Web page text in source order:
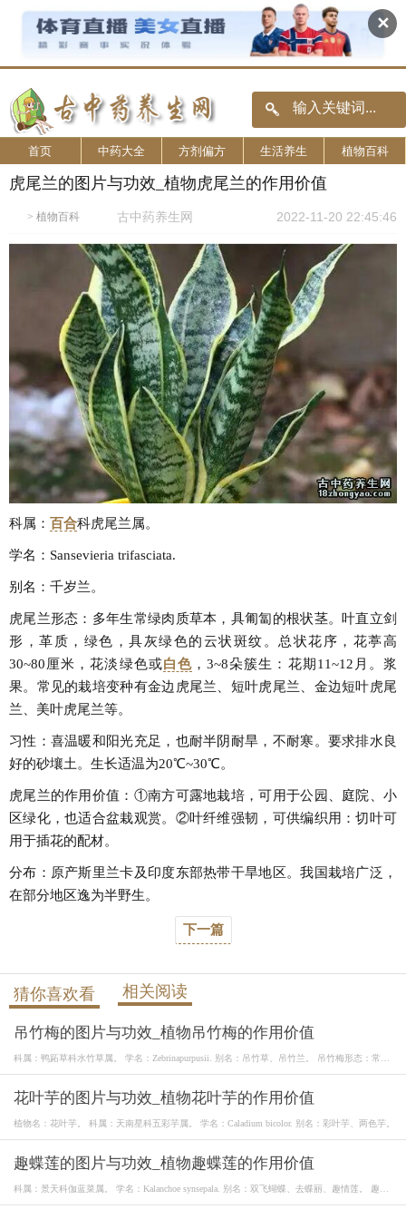
✕
首页 中药大全 方剂偏方 生活养生 植物百科
虎尾兰的图片与功效_植物虎尾兰的作用价值
> 植物百科 古中药养生网 2022-11-20 22:45:46
科属： 百合科虎尾兰属。
学名：Sansevieria trifasciata.
别名：千岁兰。
虎尾兰形态：多年生常绿肉质草本，具匍匐的根状茎。叶直立剑
形，革质，绿色，具灰绿色的云状斑纹。总状花序，花葶高
30~80厘米，花淡绿色或白色 ，3~8朵簇生：花期11~12月。浆
果。常见的栽培变种有金边虎尾兰、短叶虎尾兰、金边短叶虎尾
兰、美叶虎尾兰等。
习性：喜温暖和阳光充足，也耐半阴耐旱，不耐寒。要求排水良
好的砂壤土。生长适温为20℃~30℃。
虎尾兰的作用价值：①南方可露地栽培，可用于公园、庭院、小
区绿化，也适合盆栽观赏。②叶纤维强韧，可供编织用：切叶可
用于插花的配材。
分布：原产斯里兰卡及印度东部热带干旱地区。我国栽培广泛，
在部分地区逸为半野生。
下一篇
猜你喜欢看 相关阅读
吊竹梅的图片与功效_植物吊竹梅的作用价值
科属：鸭跖草科水竹草属。 学名：Zebrinapurpusii. 别名：吊竹草、吊竹兰。 吊竹梅形态：常绿
花叶芋的图片与功效_植物花叶芋的作用价值
植物名：花叶芋。 科属：天南星科五彩芋属。 学名：Caladium bicolor. 别名：彩叶芋、两色芋。
趣蝶莲的图片与功效_植物趣蝶莲的作用价值
科属：景天科伽蓝菜属。 学名：Kalanchoe synsepala. 别名：双飞蝴蝶、去蝶丽、趣情莲。 趣蝶